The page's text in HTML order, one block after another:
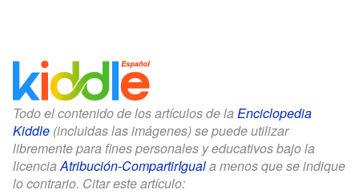
Todo el contenido de los artículos de la Enciclopedia
Kiddle (incluidas las imágenes) se puede utilizar
libremente para fines personales y educativos bajo la
licenciaAtribución-CompartirIguala menos que se indique
lo contrario. Citar este artículo: